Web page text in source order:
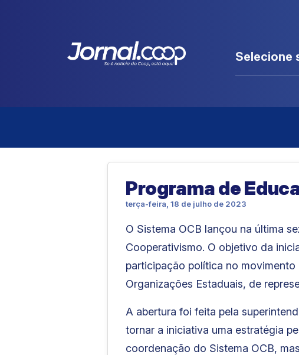
Selecione
Programa de
terça-feira, 18 de julho de 2023
O Sistema OCB lançou na última
Cooperativismo. O objetivo da
participação política no
Organizações Estaduais, de
A abertura foi feita pela
tornar a iniciativa uma estratégia
coordenação do Sistema OCB,